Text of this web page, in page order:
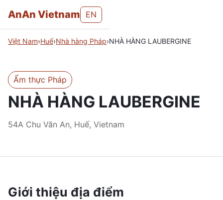
AnAn Vietnam EN
Việt Nam›Huế›Nhà hàng Pháp›NHÀ HÀNG LAUBERGINE
Ẩm thực Pháp
NHÀ HÀNG LAUBERGINE
54A Chu Văn An, Huế, Vietnam
Giới thiệu địa điểm